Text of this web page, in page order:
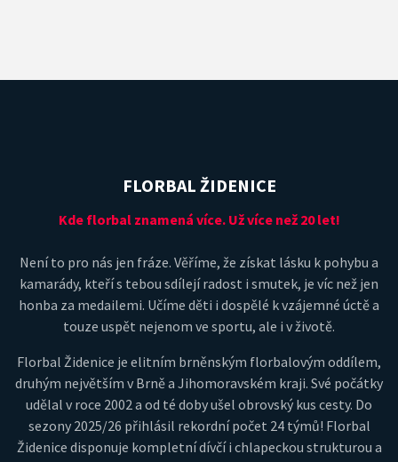
FLORBAL ŽIDENICE
Kde florbal znamená více. Už více než 20 let!
Není to pro nás jen fráze. Věříme, že získat lásku k pohybu a
kamarády, kteří s tebou sdílejí radost i smutek, je víc než jen
honba za medailemi. Učíme děti i dospělé k vzájemné úctě a
touze uspět nejenom ve sportu, ale i v životě.
Florbal Židenice je elitním brněnským florbalovým oddílem,
druhým největším v Brně a Jihomoravském kraji. Své počátky
udělal v roce 2002 a od té doby ušel obrovský kus cesty. Do
sezony 2025/26 přihlásil rekordní počet 24 týmů! Florbal
Židenice disponuje kompletní dívčí i chlapeckou strukturou a